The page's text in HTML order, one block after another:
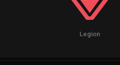
Legion